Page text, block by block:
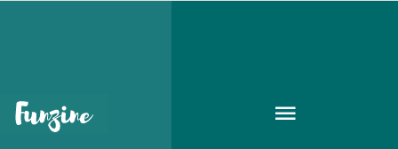
programok a Dunakanyarban